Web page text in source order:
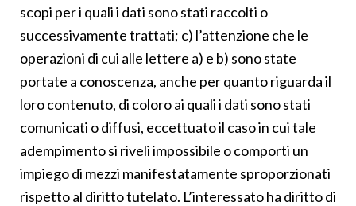
scopi per i quali i dati sono stati raccolti o
successivamente trattati; c) l’attenzione che le
operazioni di cui alle lettere a) e b) sono state
portate a conoscenza, anche per quanto riguarda il
loro contenuto, di coloro ai quali i dati sono stati
comunicati o diffusi, eccettuato il caso in cui tale
adempimento si riveli impossibile o comporti un
impiego di mezzi manifestatamente sproporzionati
rispetto al diritto tutelato. L’interessato ha diritto di